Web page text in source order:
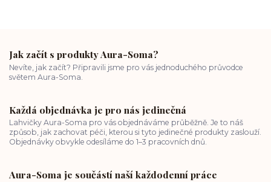
Jak začít s produkty Aura-Soma?
Nevíte, jak začít? Připravili jsme pro vás jednoduchého průvodce
světem Aura-Soma.
Každá objednávka je pro nás jedinečná
Lahvičky Aura-Soma pro vás objednáváme průběžně. Je to náš
způsob, jak zachovat péči, kterou si tyto jedinečné produkty zaslouží.
Objednávky obvykle odesíláme do 1–3 pracovních dnů.
Aura-Soma je součástí naší každodenní práce